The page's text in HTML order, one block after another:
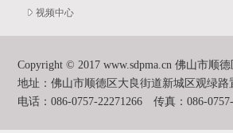
视频中心
Copyright © 2017 www.sdpma.cn 佛山市顺
地址：佛山市顺德区大良街道新城区观绿
电话：086-0757-22271266 传真：086-